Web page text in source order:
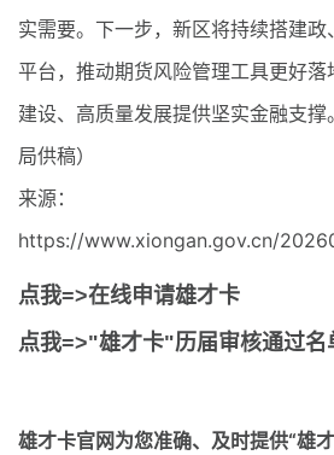
实需要。下一步，新区将持续搭建
平台，推动期货风险管理工具更好
建设、高质量发展提供坚实金融支
局供稿）
来源：
https://www.xiongan.gov.cn/
点我=>在线申请雄才卡
点我=>"雄才卡"历届审核通过名
雄才卡官网为您准确、及时提供“雄